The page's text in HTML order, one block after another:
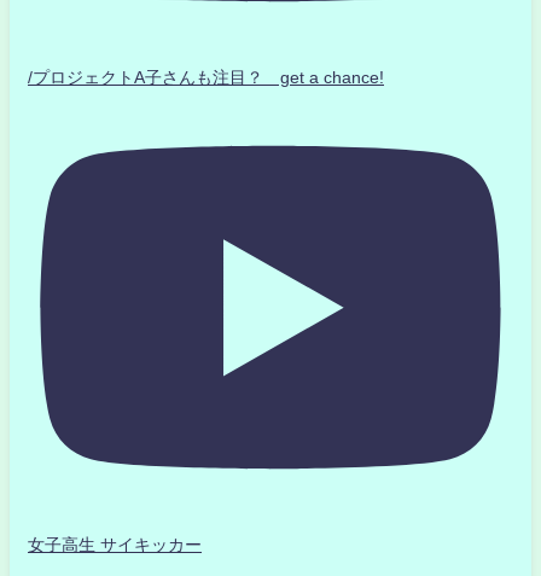
/プロジェクトA子さんも注目？ get a chance!
女子高生 サイキッカー